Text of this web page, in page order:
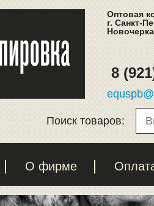
Оптовая
г. Санкт-
8
Поиск товаров:
О фирме